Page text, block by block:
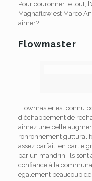
Pour couronner le tout,
Magnaflow est Marco
aimer?
Flowmaster
Flowmaster est connu
d'échappement de
aimez une belle
ronronnement guttural
assez parfait, en partie
par un mandrin. Ils sont
confiance à la
également beaucoup